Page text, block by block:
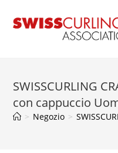
SWISSCURLING
con cappuccio
> Negozio >